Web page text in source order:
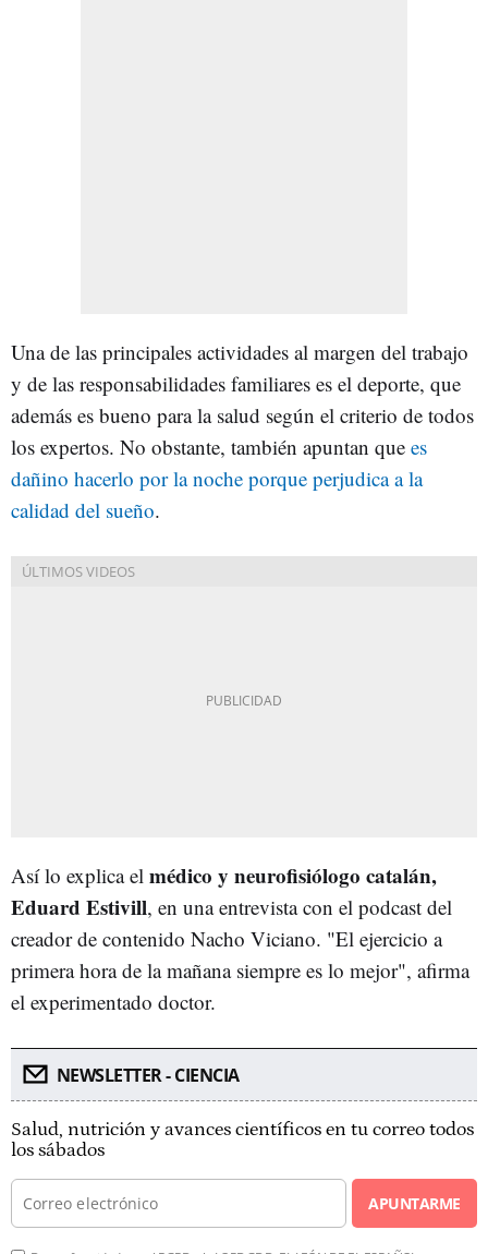
Una de las principales actividades al margen del trabajo
y de las responsabilidades familiares es el deporte, que
además es bueno para la salud según el criterio de todos
los expertos. No obstante, también apuntan que es
dañino hacerlo por la noche porque perjudica a la
calidad del sueño.
Así lo explica el médico y neurofisiólogo catalán,
Eduard Estivill, en una entrevista con el podcast del
creador de contenido Nacho Viciano. "El ejercicio a
primera hora de la mañana siempre es lo mejor", afirma
el experimentado doctor.
NEWSLETTER - CIENCIA
Salud, nutrición y avances científicos en tu correo todos
los sábados
APUNTARME